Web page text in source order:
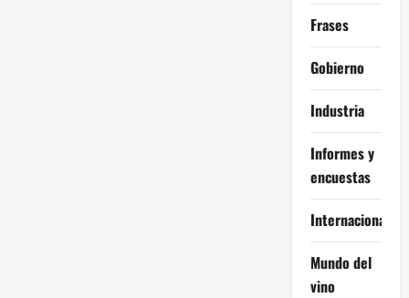
Frases
Gobierno
Industria
Informes y
encuestas
Internacional
Mundo del
vino